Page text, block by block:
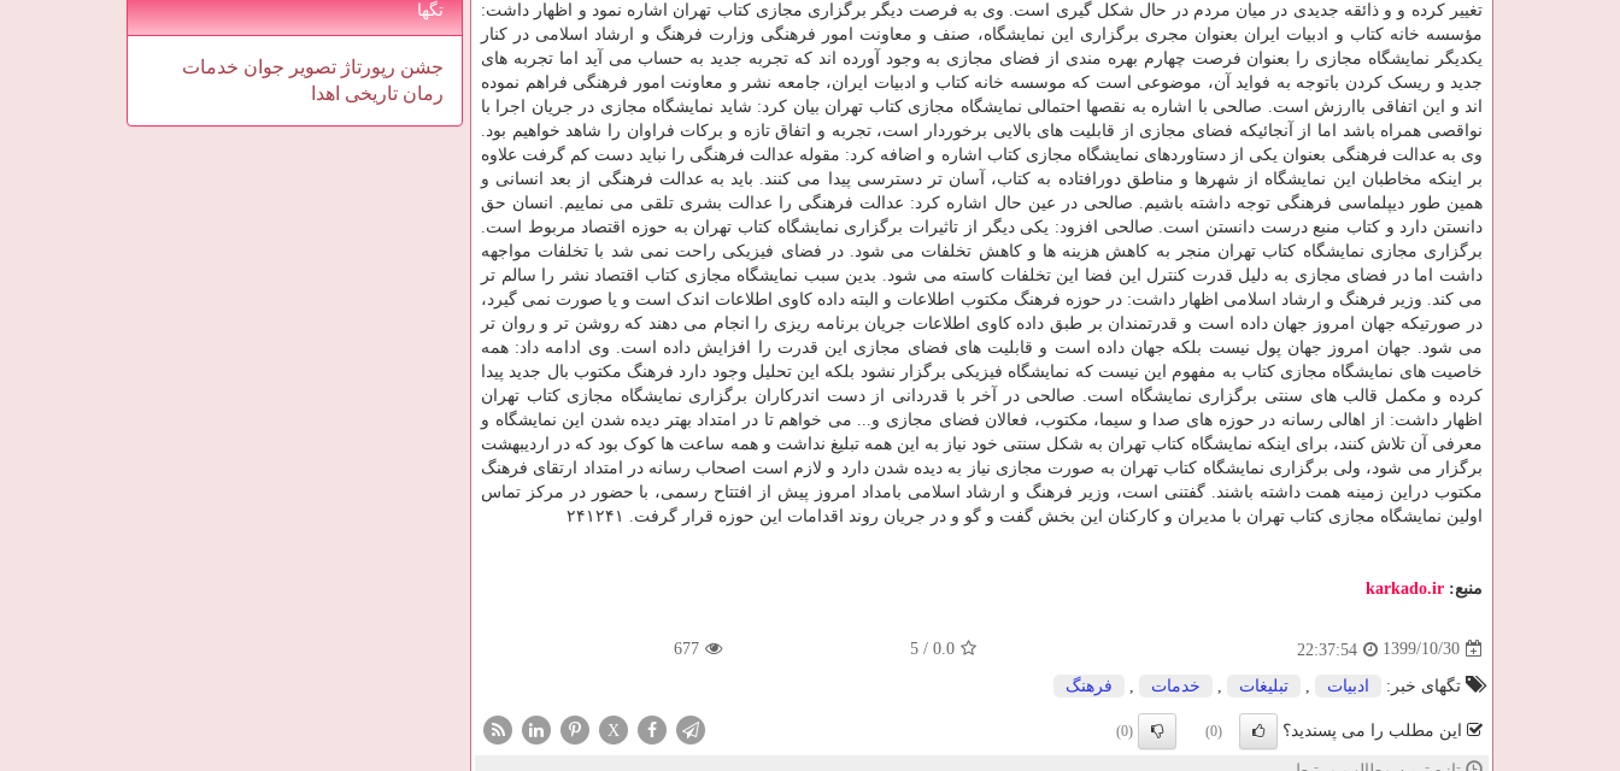
تغییر کرده و و ذائقه جدیدی در میان مردم در حال شکل گیری است. وی به فرصت دیگر برگزاری مجازی کتاب تهران اشاره نمود و اظهار داشت:
مؤسسه خانه کتاب و ادبیات ایران بعنوان مجری برگزاری این نمایشگاه، صنف و معاونت امور فرهنگی وزارت فرهنگ و ارشاد اسلامی در کنار
یکدیگر نمایشگاه مجازی را بعنوان فرصت چهارم بهره مندی از فضای مجازی به وجود آورده اند که تجربه جدید به حساب می آید اما تجربه های
جدید و ریسک کردن باتوجه به فواید آن، موضوعی است که موسسه خانه کتاب و ادبیات ایران، جامعه نشر و معاونت امور فرهنگی فراهم نموده
اند و این اتفاقی باارزش است. صالحی با اشاره به نقصها احتمالی نمایشگاه مجازی کتاب تهران بیان کرد: شاید نمایشگاه مجازی در جریان اجرا با
نواقصی همراه باشد اما از آنجائیکه فضای مجازی از قابلیت های بالایی برخوردار است، تجربه و اتفاق تازه و برکات فراوان را شاهد خواهیم بود.
وی به عدالت فرهنگی بعنوان یکی از دستاوردهای نمایشگاه مجازی کتاب اشاره و اضافه کرد: مقوله عدالت فرهنگی را نباید دست کم گرفت علاوه
بر اینکه مخاطبان این نمایشگاه از شهرها و مناطق دورافتاده به کتاب، آسان تر دسترسی پیدا می کنند. باید به عدالت فرهنگی از بعد انسانی و
همین طور دیپلماسی فرهنگی توجه داشته باشیم. صالحی در عین حال اشاره کرد: عدالت فرهنگی را عدالت بشری تلقی می نماییم. انسان حق
دانستن دارد و کتاب منبع درست دانستن است. صالحی افزود: یکی دیگر از تاثیرات برگزاری نمایشگاه کتاب تهران به حوزه اقتصاد مربوط است.
برگزاری مجازی نمایشگاه کتاب تهران منجر به کاهش هزینه ها و کاهش تخلفات می شود. در فضای فیزیکی راحت نمی شد با تخلفات مواجهه
داشت اما در فضای مجازی به دلیل قدرت کنترل این فضا این تخلفات کاسته می شود. بدین سبب نمایشگاه مجازی کتاب اقتصاد نشر را سالم تر
می کند. وزیر فرهنگ و ارشاد اسلامی اظهار داشت: در حوزه فرهنگ مکتوب اطلاعات و البته داده کاوی اطلاعات اندک است و یا صورت نمی گیرد،
در صورتیکه جهان امروز جهان داده است و قدرتمندان بر طبق داده کاوی اطلاعات جریان برنامه ریزی را انجام می دهند که روشن تر و روان تر
می شود. جهان امروز جهان پول نیست بلکه جهان داده است و قابلیت های فضای مجازی این قدرت را افزایش داده است. وی ادامه داد: همه
خاصیت های نمایشگاه مجازی کتاب به مفهوم این نیست که نمایشگاه فیزیکی برگزار نشود بلکه این تحلیل وجود دارد فرهنگ مکتوب بال جدید پیدا
کرده و مکمل قالب های سنتی برگزاری نمایشگاه است. صالحی در آخر با قدردانی از دست اندرکاران برگزاری نمایشگاه مجازی کتاب تهران
اظهار داشت: از اهالی رسانه در حوزه های صدا و سیما، مکتوب، فعالان فضای مجازی و... می خواهم تا در امتداد بهتر دیده شدن این نمایشگاه و
معرفی آن تلاش کنند، برای اینکه نمایشگاه کتاب تهران به شکل سنتی خود نیاز به این همه تبلیغ نداشت و همه ساعت ها کوک بود که در اردیبهشت
برگزار می شود، ولی برگزاری نمایشگاه کتاب تهران به صورت مجازی نیاز به دیده شدن دارد و لازم است اصحاب رسانه در امتداد ارتقای فرهنگ
مکتوب دراین زمینه همت داشته باشند. گفتنی است، وزیر فرهنگ و ارشاد اسلامی بامداد امروز پیش از افتتاح رسمی، با حضور در مرکز تماس
اولین نمایشگاه مجازی کتاب تهران با مدیران و کارکنان این بخش گفت و گو و در جریان روند اقدامات این حوزه قرار گرفت. ۲۴۱۲۴۱
منبع: karkado.ir
1399/10/30
22:37:54
0.0
/
5
677
تگهای خبر: ادبیات تبلیغات خدمات فرهنگ
این مطلب را می پسندید؟ (0)
(0)
X
تگها
جشن رپورتاژ تصویر جوان خدمات
رمان تاریخی اهدا